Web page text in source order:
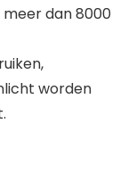
dan 8000
worden